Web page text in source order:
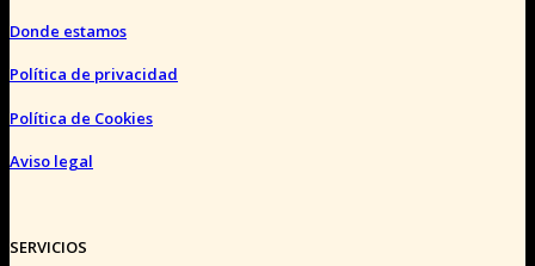
Donde estamos
Política de privacidad
Política de Cookies
Aviso legal
SERVICIOS